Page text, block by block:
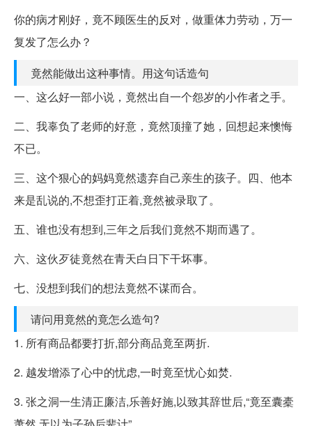
你的病才刚好，竟不顾医生的反对，做重体力劳动，万一
复发了怎么办？
竟然能做出这种事情。用这句话造句
一、这么好一部小说，竟然出自一个怨岁的小作者之手。
二、我辜负了老师的好意，竟然顶撞了她，回想起来懊悔
不已。
三、这个狠心的妈妈竟然遗弃自己亲生的孩子。四、他本
来是乱说的,不想歪打正着,竟然被录取了。
五、谁也没有想到,三年之后我们竟然不期而遇了。
六、这伙歹徒竟然在青天白日下干坏事。
七、没想到我们的想法竟然不谋而合。
请问用竟然的竟怎么造句?
1. 所有商品都要打折,部分商品竟至两折.
2. 越发增添了心中的忧虑,一时竟至忧心如焚.
3. 张之洞一生清正廉洁,乐善好施,以致其辞世后,“竟至囊橐